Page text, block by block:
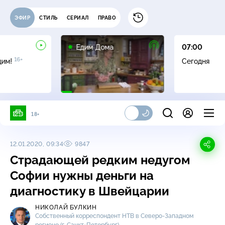
ЭФИР СТИЛЬ СЕРИАЛ ПРАВО
16+
Едим Дома
0+
07:00
Сегодня
18+
12.01.2020, 09:34 9847
Страдающей редким недугом
Софии нужны деньги на
диагностику в Швейцарии
НИКОЛАЙ БУЛКИН
Собственный корреспондент НТВ в Северо-Западном